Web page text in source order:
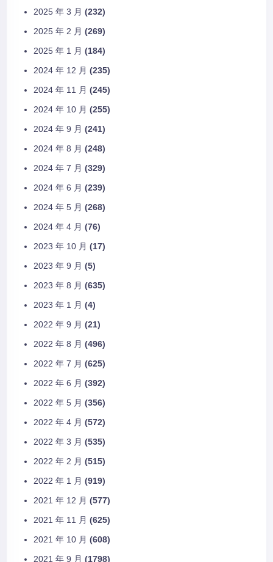
2025 年 3 月 (232)
2025 年 2 月 (269)
2025 年 1 月 (184)
2024 年 12 月 (235)
2024 年 11 月 (245)
2024 年 10 月 (255)
2024 年 9 月 (241)
2024 年 8 月 (248)
2024 年 7 月 (329)
2024 年 6 月 (239)
2024 年 5 月 (268)
2024 年 4 月 (76)
2023 年 10 月 (17)
2023 年 9 月 (5)
2023 年 8 月 (635)
2023 年 1 月 (4)
2022 年 9 月 (21)
2022 年 8 月 (496)
2022 年 7 月 (625)
2022 年 6 月 (392)
2022 年 5 月 (356)
2022 年 4 月 (572)
2022 年 3 月 (535)
2022 年 2 月 (515)
2022 年 1 月 (919)
2021 年 12 月 (577)
2021 年 11 月 (625)
2021 年 10 月 (608)
2021 年 9 月 (1798)